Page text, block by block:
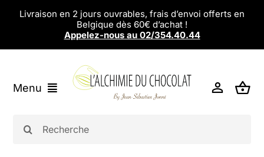
PasserLivraison en 2 jours ouvrables, frais d’envoi offerts en
Belgique dès 60€ d’achat !
Appelez-nous au 02/354.40.44
Rechercher:
Menu